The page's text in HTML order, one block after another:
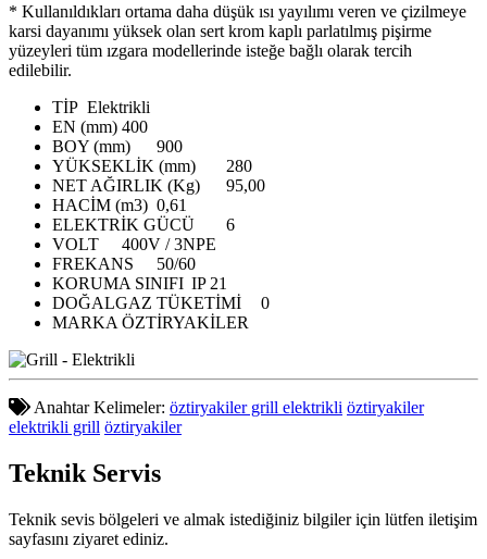
* Kullanıldıkları ortama daha düşük ısı yayılımı veren ve çizilmeye
karsi dayanımı yüksek olan sert krom kaplı parlatılmış pişirme
yüzeyleri tüm ızgara modellerinde isteğe bağlı olarak tercih
edilebilir.
TİP Elektrikli
EN (mm) 400
BOY (mm)
900
YÜKSEKLİK (mm)
280
NET AĞIRLIK (Kg)
95,00
HACİM (m3) 0,61
ELEKTRİK GÜCÜ
6
VOLT
400V / 3NPE
FREKANS
50/60
KORUMA SINIFI IP 21
DOĞALGAZ TÜKETİMİ
0
MARKA ÖZTİRYAKİLER
Anahtar Kelimeler: öztiryakiler grill elektrikli öztiryakiler
elektrikli grill öztiryakiler
Teknik Servis
Teknik sevis bölgeleri ve almak istediğiniz bilgiler için lütfen iletişim
sayfasını ziyaret ediniz.